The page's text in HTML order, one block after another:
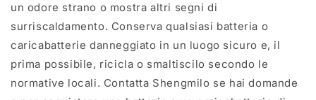
un odore strano o mostra altri segni di
surriscaldamento. Conserva qualsiasi batteria o
caricabatterie danneggiato in un luogo sicuro e, il
prima possibile, ricicla o smaltiscilo secondo le
normative locali. Contatta Shengmilo se hai domande